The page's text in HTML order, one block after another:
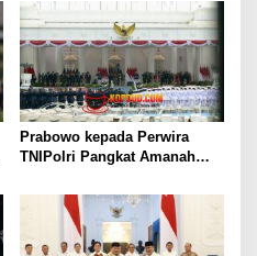
Prabowo kepada Perwira
TNIPolri Pangkat Amanah
Jabatan!